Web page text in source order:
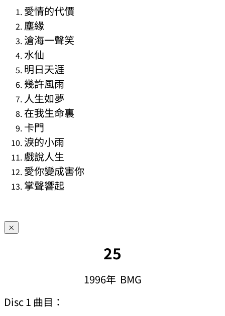
愛情的代價
塵緣
滄海一聲笑
水仙
明日天涯
幾許風雨
人生如夢
在我生命裏
卡門
淚的小雨
戲說人生
愛你變成害你
掌聲響起
×
25
1996年 BMG
Disc 1 曲目：